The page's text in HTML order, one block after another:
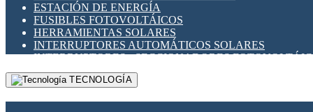
ESTACIÓN DE ENERGÍA
FUSIBLES FOTOVOLTÁICOS
HERRAMIENTAS SOLARES
INTERRUPTORES AUTOMÁTICOS SOLARES
INTERRUPTORES - SECCIONADORES
MONTAJE PANEL SOLAR
PORTA FUSIBLES Y SECCIONADORES
TECNOLOGÍA